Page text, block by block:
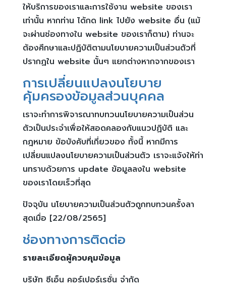
ให้บริการของเราและการใช้งาน website ของเรา
เท่านั้น หากท่าน ได้กด link ไปยัง website อื่น (แม้
จะผ่านช่องทางใน website ของเราก็ตาม) ท่านจะ
ต้องศึกษาและปฏิบัติตามนโยบายความเป็นส่วนตัวที่
ปรากฏใน website นั้นๆ แยกต่างหากจากของเรา
การเปลี่ยนแปลงนโยบาย
คุ้มครองข้อมูลส่วนบุคคล
เราจะทำการพิจารณาทบทวนนโยบายความเป็นส่วน
ตัวเป็นประจำเพื่อให้สอดคลองกับแนวปฏิบัติ และ
กฎหมาย ข้อบังคับที่เกี่ยวของ ทั้งนี้ หากมีการ
เปลี่ยนแปลงนโยบายความเป็นส่วนตัว เราจะแจ้งให้ท่า
นทราบด้วยการ update ข้อมูลลงใน website
ของเราโดยเร็วที่สุด
ปัจจุบัน นโยบายความเป็นส่วนตัวถูกทบทวนครั้งลา
สุดเมื่อ [22/08/2565]
ช่องทางการติดต่อ
รายละเอียดผู้ควบคุมข้อมูล
บริษัท ซีเอ็น คอร์เปอร์เรชั่น จำกัด